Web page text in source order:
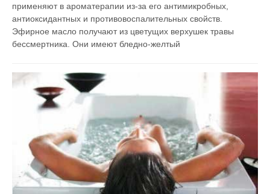
применяют в ароматерапии из-за его антимикробных,
антиоксидантных и противовоспалительных свойств.
Эфирное масло получают из цветущих верхушек травы
бессмертника. Они имеют бледно-желтый